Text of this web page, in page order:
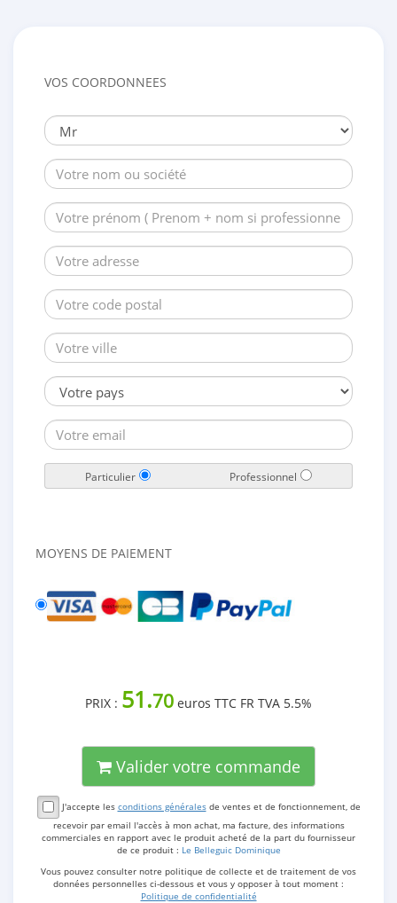
VOS COORDONNEES
Particulier Professionnel
MOYENS DE PAIEMENT
PRIX : 51.70 euros TTC FR TVA 5.5%
Valider votre commande
J'accepte les conditions généralesde ventes et de fonctionnement, de
recevoir par email l'accès à mon achat, ma facture, des informations
commerciales en rapport avec le produit acheté de la part du fournisseur
de ce produit : Le Belleguic Dominique
Vous pouvez consulter notre politique de collecte et de traitement de vos
données personnelles ci-dessous et vous y opposer à tout moment :
Politique de confidentialité